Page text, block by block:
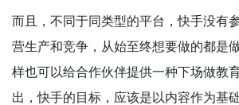
而且，不同于同类型的平台，快手没有
营生产和竞争，从始至终想要做的都是
样也可以给合作伙伴提供一种下场做教
出，快手的目标，应该是以内容作为基